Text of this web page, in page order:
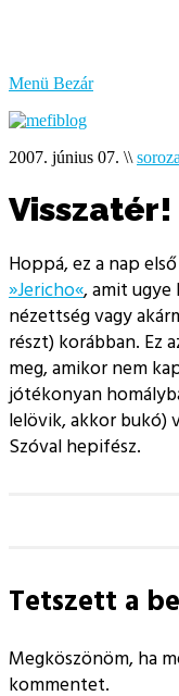
Menü Bezár
2007. június 07. \\
Visszatér!
Hoppá, ez a nap
»Jericho«, amit ugye
nézettség vagy
részt) korábban. Ez
meg, amikor nem
jótékonyan
lelövik, akkor bukó)
Szóval hepifész.
Tetszett a
Megköszönöm, ha
kommentet.